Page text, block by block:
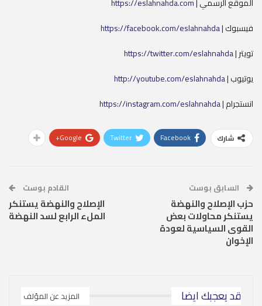
فيسبوك |https://facebook.com/eslahnahda
تويتر |https://twitter.com/eslahnahda
يوتيوب |http://youtube.com/eslahnahda
انستجرام |https://instagram.com/eslahnahda
شارك Facebook
Twitter
Google+
السابق بوست
حزب الإصلاح والنهضة
يستنكر محاولات بعض
القوى السياسية لعودة
الإخوان
القادم بوست
الإصلاح والنهضة يستنكر
الملء الرابع لسد النهضة
قد يعجبك ايضا المزيد عن المؤلف